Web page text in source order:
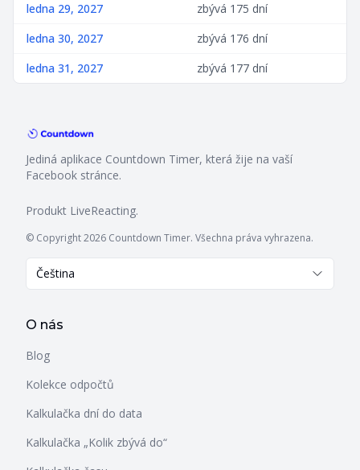
ledna 29, 2027
zbývá 175 dní
ledna 30, 2027
zbývá 176 dní
ledna 31, 2027
zbývá 177 dní
Jediná aplikace Countdown Timer, která žije na vaší
Facebook stránce.
Produkt LiveReacting.
© Copyright 2026 Countdown Timer. Všechna práva vyhrazena.
Čeština
O nás
Blog
Kolekce odpočtů
Kalkulačka dní do data
Kalkulačka „Kolik zbývá do“